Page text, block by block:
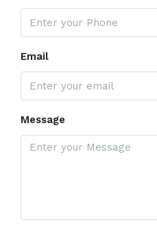
Email
Message